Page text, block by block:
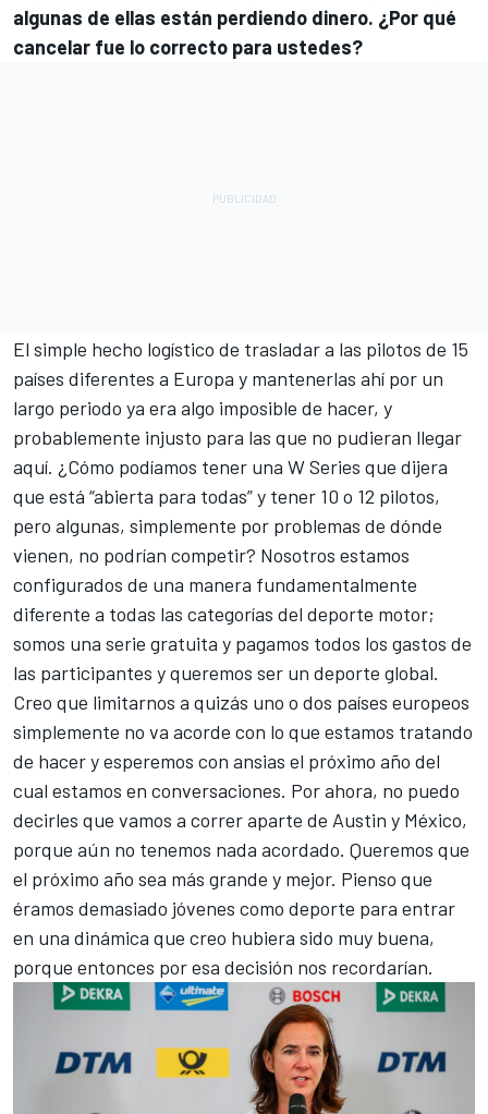
algunas de ellas están perdiendo dinero. ¿Por qué
cancelar fue lo correcto para ustedes?
El simple hecho logístico de trasladar a las pilotos de 15
países diferentes a Europa y mantenerlas ahí por un
largo periodo ya era algo imposible de hacer, y
probablemente injusto para las que no pudieran llegar
aquí. ¿Cómo podíamos tener una W Series que dijera
que está “abierta para todas” y tener 10 o 12 pilotos,
pero algunas, simplemente por problemas de dónde
vienen, no podrían competir? Nosotros estamos
configurados de una manera fundamentalmente
diferente a todas las categorías del deporte motor;
somos una serie gratuita y pagamos todos los gastos de
las participantes y queremos ser un deporte global.
Creo que limitarnos a quizás uno o dos países europeos
simplemente no va acorde con lo que estamos tratando
de hacer y esperemos con ansias el próximo año del
cual estamos en conversaciones. Por ahora, no puedo
decirles que vamos a correr aparte de Austin y México,
porque aún no tenemos nada acordado. Queremos que
el próximo año sea más grande y mejor. Pienso que
éramos demasiado jóvenes como deporte para entrar
en una dinámica que creo hubiera sido muy buena,
porque entonces por esa decisión nos recordarían.